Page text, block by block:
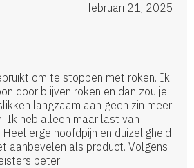
februari 21, 2025
om te stoppen met roken. Ik
door blijven roken en dan zou je
langzaam aan geen zin meer
Ik heb alleen maar last van
erge hoofdpijn en duizeligheid
aanbevelen als product. Volgens
beter!